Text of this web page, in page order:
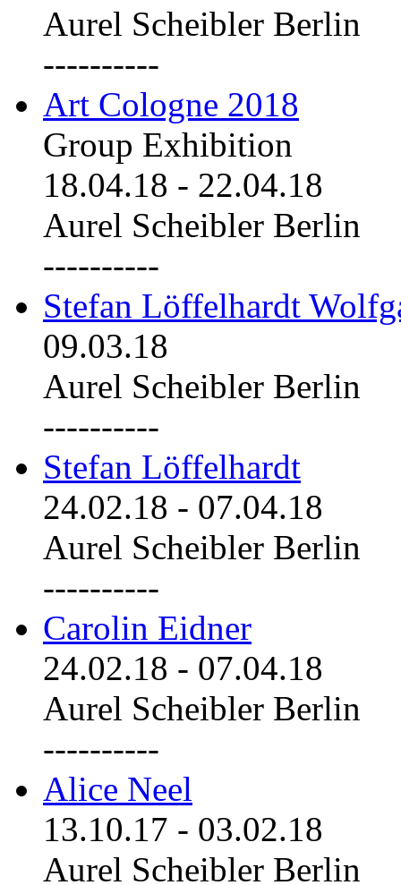
Aurel Scheibler Berlin
----------
Art Cologne 2018
Group Exhibition
18.04.18 - 22.04.18
Aurel Scheibler Berlin
----------
Stefan Löffelhardt
09.03.18
Aurel Scheibler Berlin
----------
Stefan Löffelhardt
24.02.18 - 07.04.18
Aurel Scheibler Berlin
----------
Carolin Eidner
24.02.18 - 07.04.18
Aurel Scheibler Berlin
----------
Alice Neel
13.10.17 - 03.02.18
Aurel Scheibler Berlin